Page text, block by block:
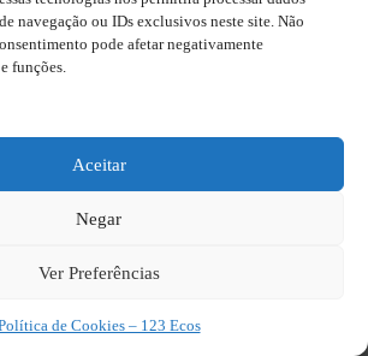
navegação ou IDs exclusivos neste site. Não
pode afetar negativamente
funções.
Aceitar
Negar
Ver Preferências
de Cookies – 123 Ecos
atransferência de
limpas
e eficientes
de
desenvolvimento a
suas capacidades